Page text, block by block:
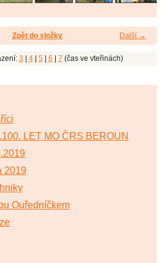
Další →
Zpět do složky
3 4| 5| 6 7 (čas ve vteřinách)
LET MO ČRS BEROUN
2019
Ouředníčkem